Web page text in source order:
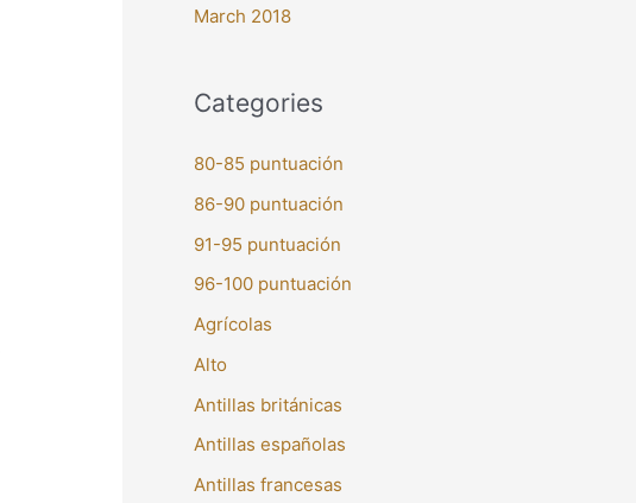
March 2018
Categories
80-85 puntuación
86-90 puntuación
91-95 puntuación
96-100 puntuación
Agrícolas
Alto
Antillas británicas
Antillas españolas
Antillas francesas